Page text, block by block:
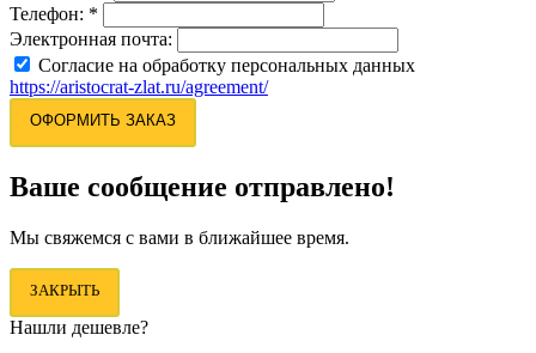
Телефон: *
Электронная почта:
Согласие на обработку персональных данных
https://aristocrat-zlat.ru/agreement/
ОФОРМИТЬ ЗАКАЗ
Ваше сообщение отправлено!
Мы свяжемся с вами в ближайшее время.
ЗАКРЫТЬ
Нашли дешевле?